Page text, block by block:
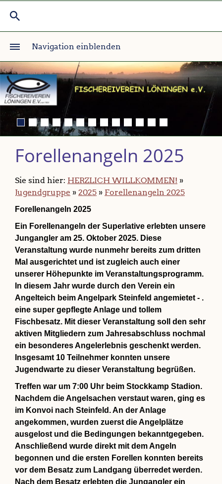
Navigation einblenden
Forellenangeln 2025
Sie sind hier: HERZLICH WILLKOMMEN! »
Jugendgruppe » 2025 » Forellenangeln 2025
Forellenangeln 2025
Ein Forellenangeln der Superlative erlebten unsere
Jungangler am 25. Oktober 2025. Diese
Veranstaltung wurde nunmehr bereits zum dritten
Mal ausgerichtet und ist zugleich auch einer
unserer Höhepunkte im Veranstaltungsprogramm.
In diesem Jahr wurde durch den Verein ein
Angelteich beim Angelpark Steinfeld angemietet - .
eine super gepflegte Anlage und tollem
Fischbesatz. Mit dieser Veranstaltung soll den sehr
aktiven Mitgliedern zum Jahresabschluss nochmal
ein besonderes Angelerlebnis geschenkt werden.
Insgesamt 10 Teilnehmer konnten unsere
Jugendwarte zu dieser Veranstaltung begrüßen.
Treffen war um 7:00 Uhr beim Stockkamp Stadion.
Nachdem die Angelsachen verstaut waren, ging es
im Konvoi nach Steinfeld. An der Anlage
angekommen, wurden zuerst die Angelplätze
ausgelost und die Bedingungen bekanntgegeben.
Anschließend wurde direkt mit dem Angeln
begonnen und die ersten Forellen konnten bereits
vor dem Besatz zum Landgang überredet werden.
Nach dem Besatz erlebten die Jungangler ein